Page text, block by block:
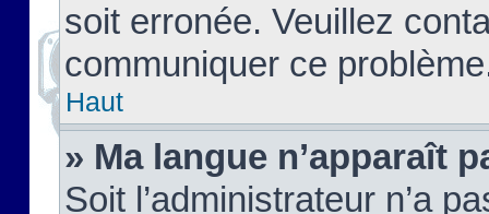
soit erronée. Veuillez
communiquer ce
Haut
» Ma langue n’apparaît
Soit l’administrateur n’a